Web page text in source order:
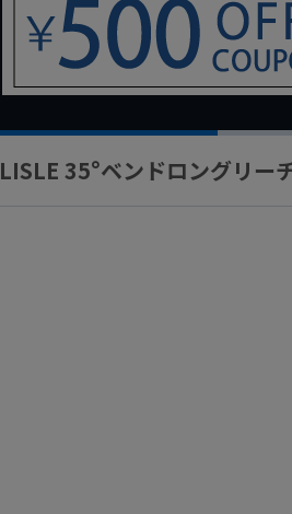
LISLE 35°ベンドロングリー